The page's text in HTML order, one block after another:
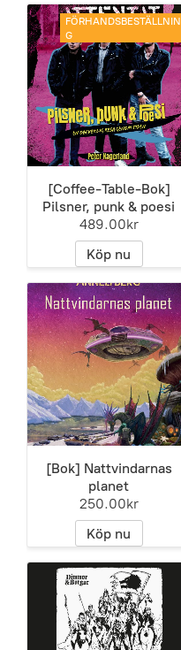
FÖRHANDSBESTÄLLNIN
G
[Coffee-Table-Bok]
Pilsner, punk & poesi
489.00kr
Köp nu
[Bok] Nattvindarnas
planet
250.00kr
Köp nu